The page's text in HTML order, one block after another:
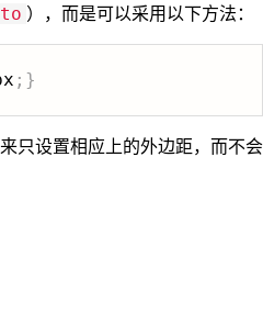
），而是可以采用以下方法：
; }
只设置相应上的外边距，而不会